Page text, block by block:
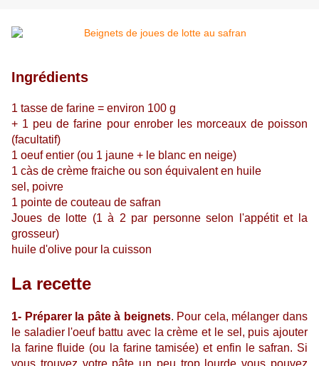
Ingrédients
1 tasse de farine = environ 100 g
+ 1 peu de farine pour enrober les morceaux de poisson
(facultatif)
1 oeuf entier (ou 1 jaune + le blanc en neige)
1 càs de crème fraiche ou son équivalent en huile
sel, poivre
1 pointe de couteau de safran
Joues de lotte (1 à 2 par personne selon l'appétit et la
grosseur)
huile d'olive pour la cuisson
La recette
1- Préparer la pâte à beignets. Pour cela, mélanger dans
le saladier l'oeuf battu avec la crème et le sel, puis ajouter
la farine fluide (ou la farine tamisée) et enfin le safran. Si